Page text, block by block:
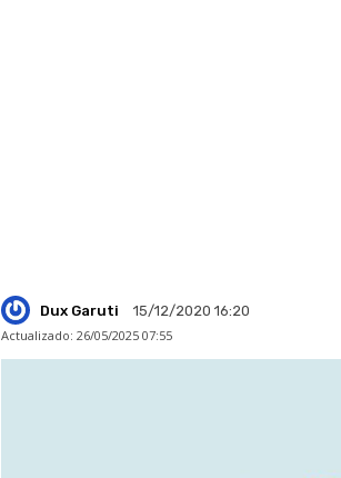
Dux Garuti
15/12/2020 16:20
Actualizado: 26/05/2025 07:55